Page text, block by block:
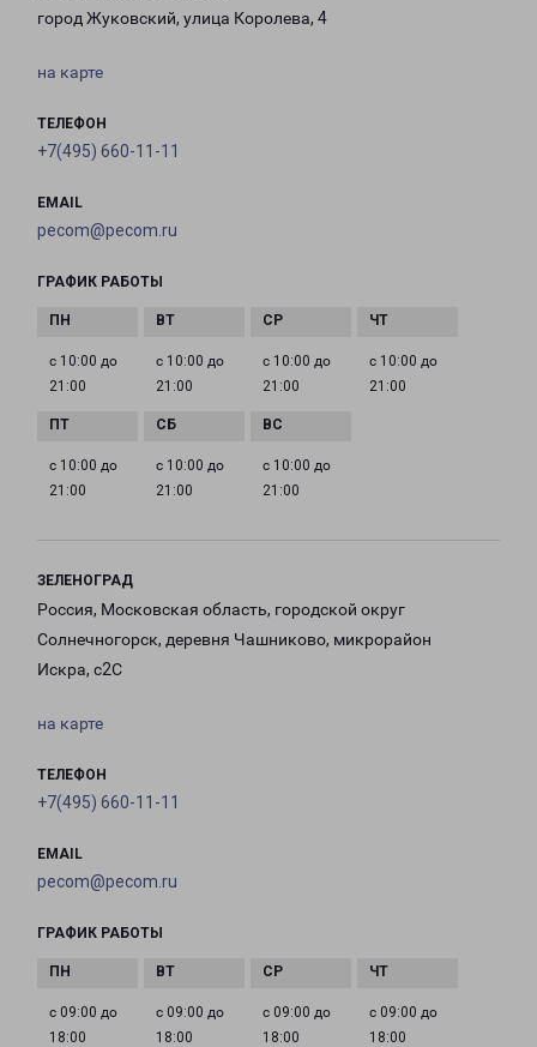
город Жуковский, улица Королева, 4
на карте
ТЕЛЕФОН
+7(495) 660-11-11
EMAIL
pecom@pecom.ru
ГРАФИК РАБОТЫ
с 10:00 до
21:00
с 10:00 до
21:00
с 10:00 до
21:00
с 10:00 до
21:00
с 10:00 до
21:00
с 10:00 до
21:00
с 10:00 до
21:00
ЗЕЛЕНОГРАД
Россия, Московская область, городской округ
Солнечногорск, деревня Чашниково, микрорайон
Искра, с2С
на карте
ТЕЛЕФОН
+7(495) 660-11-11
EMAIL
pecom@pecom.ru
ГРАФИК РАБОТЫ
с 09:00 до
18:00
с 09:00 до
18:00
с 09:00 до
18:00
с 09:00 до
18:00